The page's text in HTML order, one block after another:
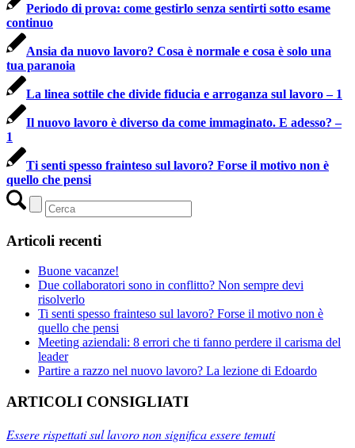
Periodo di prova: come gestirlo senza sentirti sotto esame
continuo
Ansia da nuovo lavoro? Cosa è normale e cosa è solo una
tua paranoia
La linea sottile che divide fiducia e arroganza sul lavoro – 1
Il nuovo lavoro è diverso da come immaginato. E adesso? –
1
Ti senti spesso frainteso sul lavoro? Forse il motivo non è
quello che pensi
Articoli recenti
Buone vacanze!
Due collaboratori sono in conflitto? Non sempre devi
risolverlo
Ti senti spesso frainteso sul lavoro? Forse il motivo non è
quello che pensi
Meeting aziendali: 8 errori che ti fanno perdere il carisma del
leader
Partire a razzo nel nuovo lavoro? La lezione di Edoardo
ARTICOLI CONSIGLIATI
Essere rispettati sul lavoro non significa essere temuti